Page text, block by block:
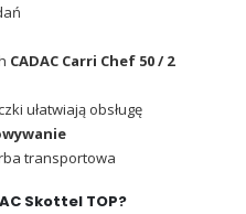
CADAC Carri Chef 50 / 2
ułatwiają obsługę
transportowa
Skottel TOP?